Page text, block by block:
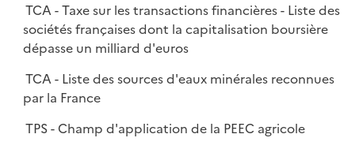
TCA - Taxe sur les transactions financières - Liste des
sociétés françaises dont la capitalisation boursière
dépasse un milliard d'euros
TCA - Liste des sources d'eaux minérales reconnues
par la France
TPS - Champ d'application de la PEEC agricole